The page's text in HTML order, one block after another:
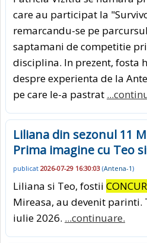
care au participat la
remarcandu-se pe
saptamani de competitie
disciplina. In prezent, fosta
despre experienta de la
pe care le-a pastrat
Liliana din sezonul 11
Prima imagine cu Teo
publicat 2026-07-29 16:30:03 (Antena-1)
Liliana si Teo, fostii
Mireasa, au devenit parinti.
iulie 2026. ...continuare.